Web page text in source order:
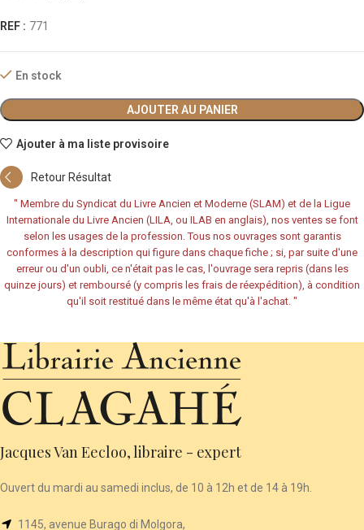
REF : 771
En stock
AJOUTER AU PANIER
Ajouter à ma liste provisoire
Retour Résultat
" Membre du Syndicat du Livre Ancien et Moderne (SLAM) et de la Ligue
Internationale du Livre Ancien (LILA, ou ILAB en anglais), nos ventes se font
selon les usages de la profession. Tous nos ouvrages sont garantis
conformes à la description qui figure dans chaque fiche ; si, par suite d'une
erreur ou d'un oubli, ce n'était pas le cas, l'ouvrage sera repris (dans les
quinze jours) et remboursé (y compris les frais de réexpédition), à condition
qu'il soit restitué dans le même état qu'à l'achat. "
Jacques Van Eecloo, libraire - expert
Ouvert du mardi au samedi inclus, de 10 à 12h et de 14 à 19h.
1145, avenue Burago di Molgora,